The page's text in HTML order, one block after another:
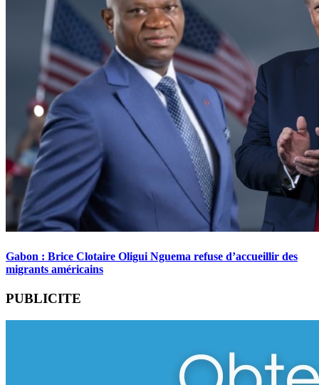
Gabon : Brice Clotaire Oligui Nguema refuse d’accueillir des
migrants américains
PUBLICITE